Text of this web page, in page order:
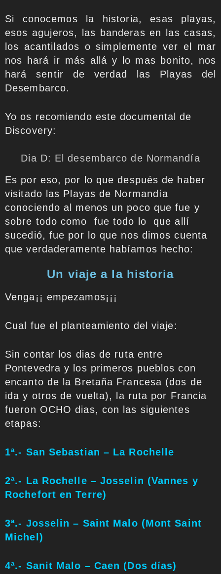
Si conocemos la historia, esas playas,
esos agujeros, las banderas en las casas,
los acantilados o simplemente ver el mar
nos hará ir más allá y lo mas bonito, nos
hará sentir de verdad las Playas del
Desembarco.
Yo os recomiendo este documental de
Discovery:
Dia D: El desembarco de Normandía
Es por eso, por lo que después de haber
visitado las Playas de Normandía
conociendo al menos un poco que fue y
sobre todo como fue todo lo que allí
sucedió, fue por lo que nos dimos cuenta
que verdaderamente habíamos hecho:
Un viaje a la historia
Venga¡¡ empezamos¡¡¡
Cual fue el planteamiento del viaje:
Sin contar los dias de ruta entre
Pontevedra y los primeros pueblos con
encanto de la Bretaña Francesa (dos de
ida y otros de vuelta), la ruta por Francia
fueron OCHO dias, con las siguientes
etapas:
1ª.- San Sebastian – La Rochelle
2ª.- La Rochelle – Josselin (Vannes y
Rochefort en Terre)
3ª.- Josselin – Saint Malo (Mont Saint
Michel)
4ª.- Sanit Malo – Caen (Dos días)